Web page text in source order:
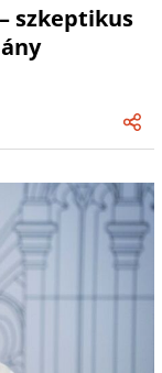
szkeptikus